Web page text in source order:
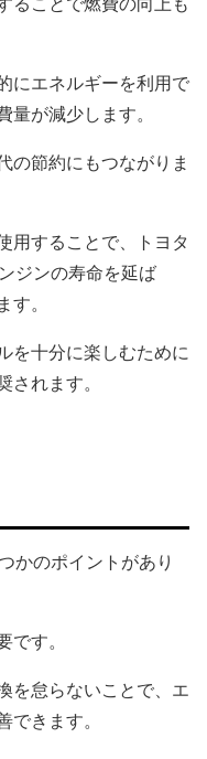
ることで燃費の向上も
にエネルギーを利用で
量が減少します。
の節約にもつながりま
用することで、トヨタ
ジンの寿命を延ば
す。
を十分に楽しむために
されます。
かのポイントがあり
です。
を怠らないことで、エ
できます。